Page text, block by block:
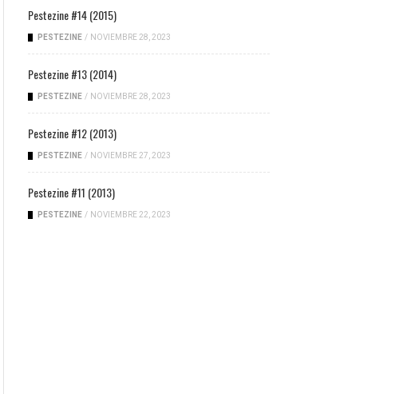
Pestezine #14 (2015)
PESTEZINE / NOVIEMBRE 28, 2023
Pestezine #13 (2014)
PESTEZINE / NOVIEMBRE 28, 2023
Pestezine #12 (2013)
PESTEZINE / NOVIEMBRE 27, 2023
Pestezine #11 (2013)
PESTEZINE / NOVIEMBRE 22, 2023